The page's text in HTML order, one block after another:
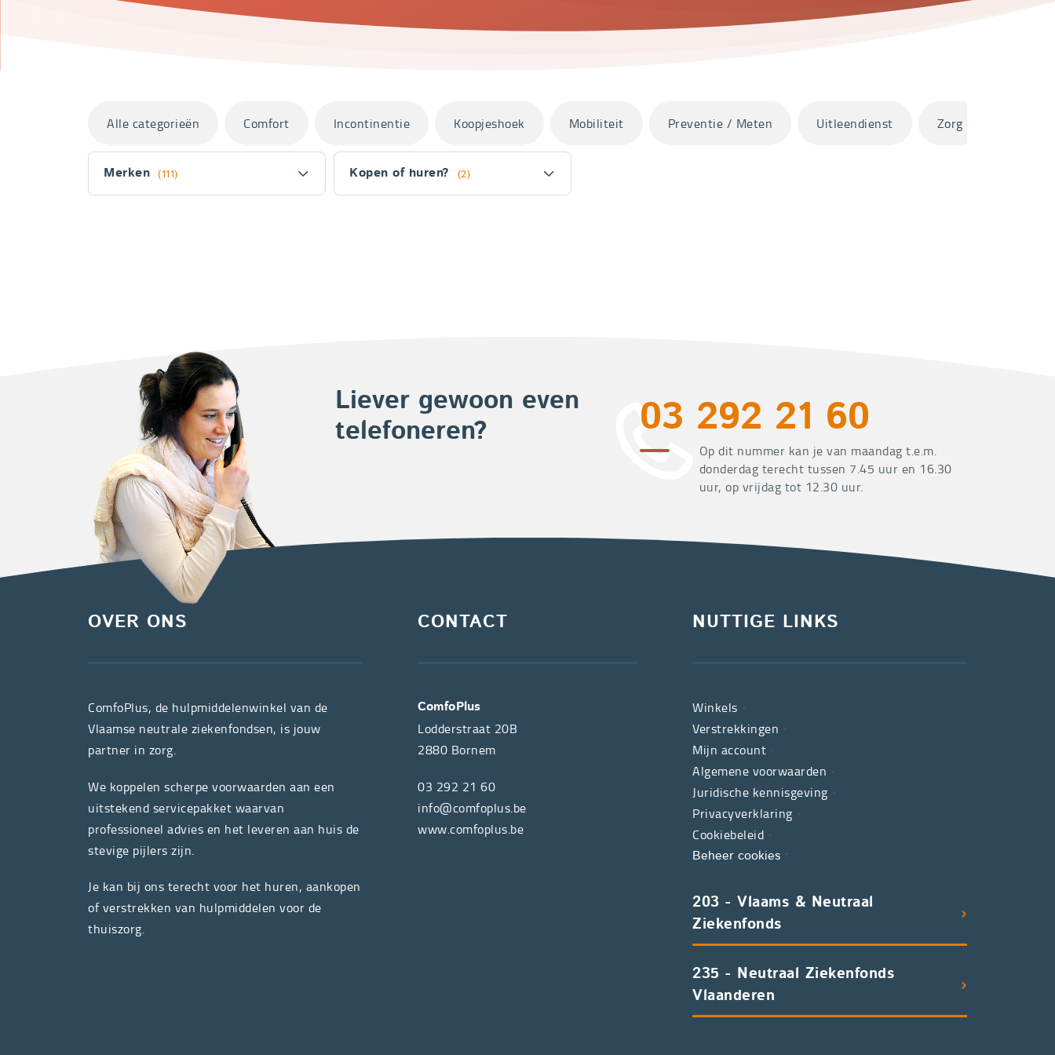
Filter
Merken (111) Kopen of huren? (2)
Alle categorieën Comfort Incontinentie Koopjeshoek Mobiliteit Preventie / Meten Uitleendienst Zorg
Liever gewoon even
telefoneren?
03 292 21 60
Op dit nummer kan je van maandag t.e.m.
donderdag terecht tussen 7.45 uur en 16.30
uur, op vrijdag tot 12.30 uur.
OVER ONS
ComfoPlus, de hulpmiddelenwinkel van de
Vlaamse neutrale ziekenfondsen, is jouw
partner in zorg.
We koppelen scherpe voorwaarden aan een
uitstekend servicepakket waarvan
professioneel advies en het leveren aan huis de
stevige pijlers zijn.
Je kan bij ons terecht voor het huren, aankopen
of verstrekken van hulpmiddelen voor de
thuiszorg.
CONTACT
ComfoPlus
Lodderstraat 20B
2880 Bornem
03 292 21 60
info@comfoplus.be
www.comfoplus.be
NUTTIGE LINKS
Winkels
Verstrekkingen
Mijn account
Algemene voorwaarden
Juridische kennisgeving
Privacyverklaring
Cookiebeleid
Beheer cookies
203 - Vlaams & Neutraal
Ziekenfonds
235 - Neutraal Ziekenfonds
Vlaanderen